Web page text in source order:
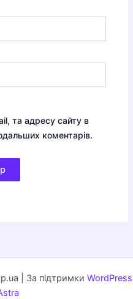
та адресу сайту в
коментарів.
| За підтримки WordPress